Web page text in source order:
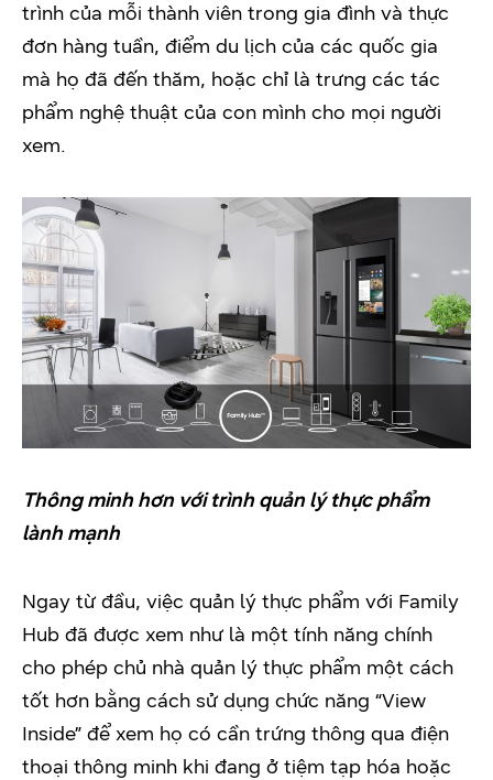
trình của mỗi thành viên trong gia đình và thực
đơn hàng tuần, điểm du lịch của các quốc gia
mà họ đã đến thăm, hoặc chỉ là trưng các tác
phẩm nghệ thuật của con mình cho mọi người
xem.
Thông minh hơn với trình quản lý thực phẩm
lành mạnh
Ngay từ đầu, việc quản lý thực phẩm với Family
Hub đã được xem như là một tính năng chính
cho phép chủ nhà quản lý thực phẩm một cách
tốt hơn bằng cách sử dụng chức năng “View
Inside” để xem họ có cần trứng thông qua điện
thoại thông minh khi đang ở tiệm tạp hóa hoặc